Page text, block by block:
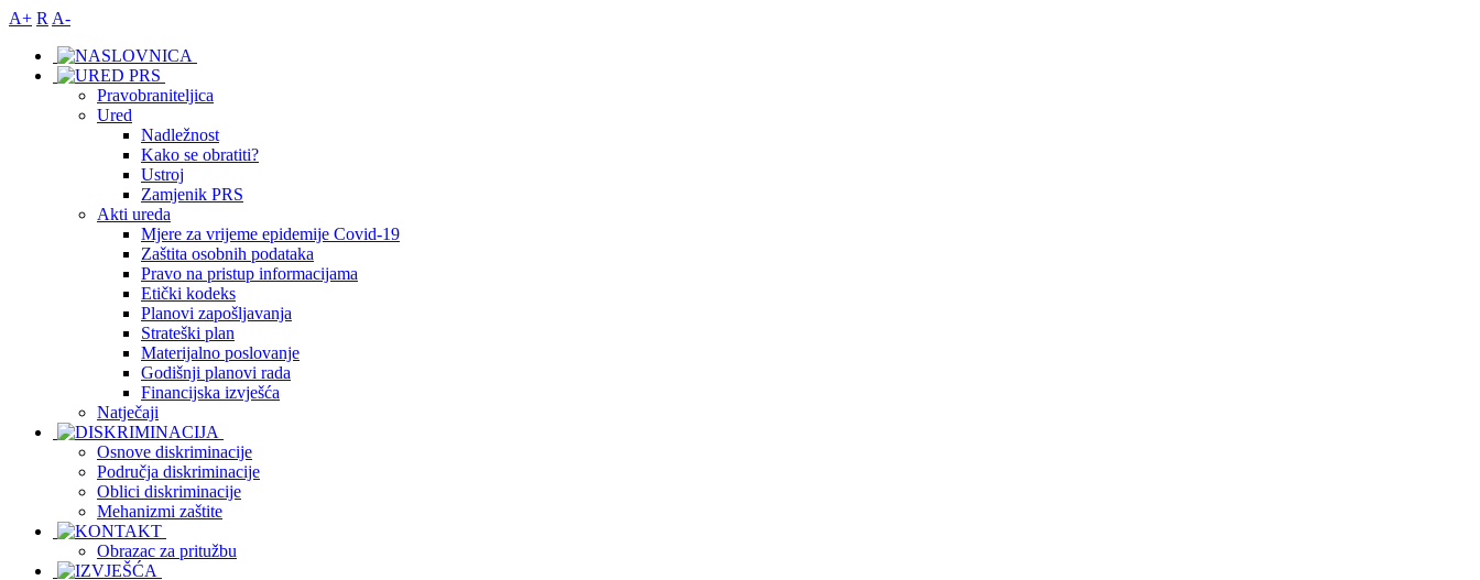
A+ R A-
Pravobraniteljica
Ured
Nadležnost
Kako se obratiti?
Ustroj
Zamjenik PRS
Akti ureda
Mjere za vrijeme epidemije Covid-19
Zaštita osobnih podataka
Pravo na pristup informacijama
Etički kodeks
Planovi zapošljavanja
Strateški plan
Materijalno poslovanje
Godišnji planovi rada
Financijska izvješća
Natječaji
Osnove diskriminacije
Područja diskriminacije
Oblici diskriminacije
Mehanizmi zaštite
Obrazac za pritužbu